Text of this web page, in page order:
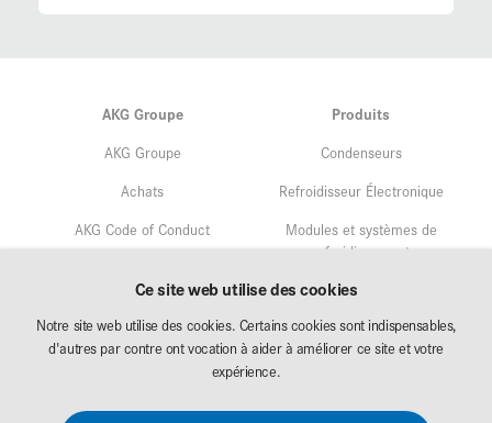
AKG Groupe
AKG Groupe
Achats
AKG Code of Conduct
Recherche & Développement
Produits
Condenseurs
Refroidisseur Électronique
Modules et systèmes de
refroidissement
Service
Affectation
Ce site web utilise des cookies
Notre site web utilise des cookies. Certains cookies sont indispensables,
d'autres par contre ont vocation à aider à améliorer ce site et votre
expérience.